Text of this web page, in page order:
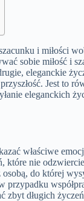
i miłości
sobie miłość i
eleganckie
Jest to
eleganckich
właściwe
które nie
do której
przypadku
długich